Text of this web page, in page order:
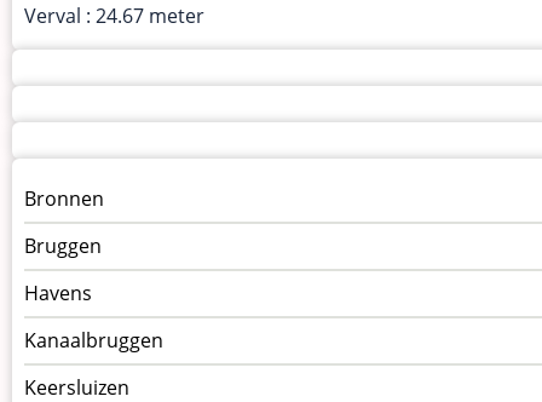
Verval : 24.67 meter
Menu
kunstwerken
op
kunstwerkpagina
Bronnen
Bruggen
Havens
Kanaalbruggen
Keersluizen